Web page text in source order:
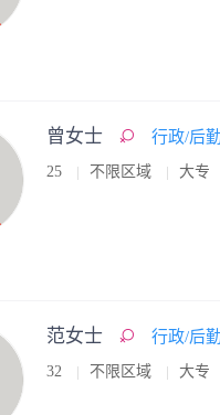
曾女士 行政/后
25 不限区域 大专
范女士 行政/后
32 不限区域 大专